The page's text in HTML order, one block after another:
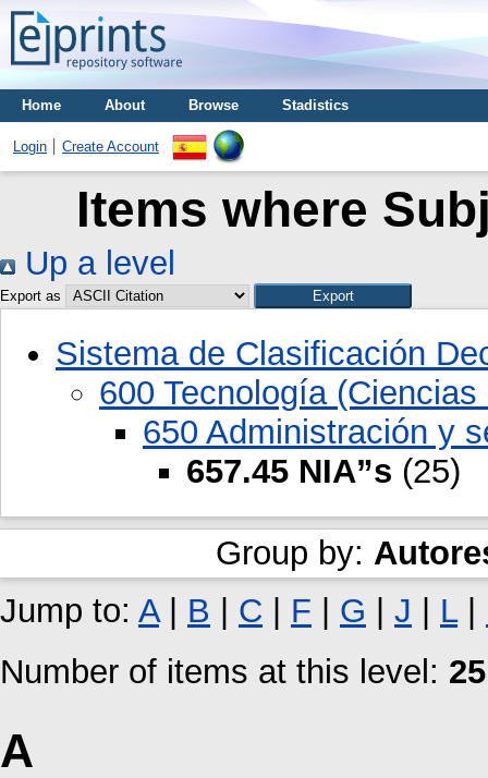
Home About Browse Stadistics
Login Create Account
Items where
Up a level
Export as
Sistema de Clasificación
600 Tecnología
650 Administración y
657.45 NIA”s (25)
Group by:
Jump to: A| B | C | F | G | J | L|
Number of items at this level: 25
A